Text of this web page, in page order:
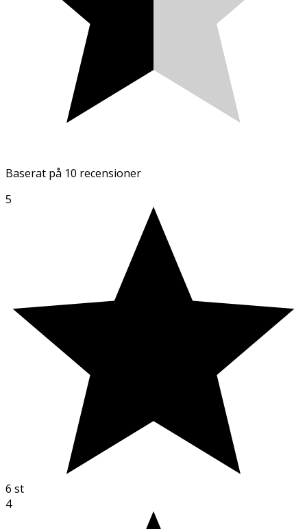
Baserat på 10 recensioner
5
6 st
4